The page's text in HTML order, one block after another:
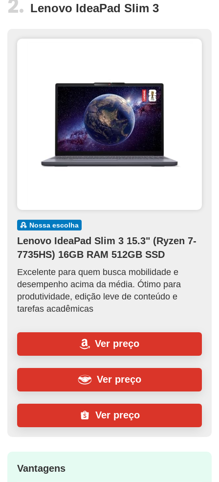
Lenovo IdeaPad Slim 3
nossa escolha
Lenovo IdeaPad Slim 3 15.3" (Ryzen 7-
7735HS) 16GB RAM 512GB SSD
Excelente para quem busca mobilidade e
desempenho acima da média. Ótimo para
produtividade, edição leve de conteúdo e
tarefas acadêmicas
Ver preço
Ver preço
Ver preço
Vantagens